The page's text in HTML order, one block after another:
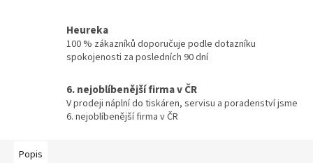
Heureka
100 % zákazníků doporučuje podle dotazníku
spokojenosti za posledních 90 dní
6. nejoblíbenější firma v ČR
V prodeji náplní do tiskáren, servisu a poradenství jsme
6. nejoblíbenější firma v ČR
Popis